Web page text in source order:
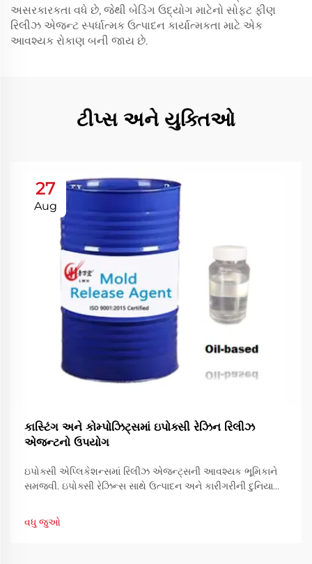
અસરકારકતા વધે છે, જેથી બેડિંગ ઉદ્યોગ માટેનો સોફ્ટ ફીણ
રિલીઝ એજન્ટ સ્પર્ધાત્મક ઉત્પાદન કાર્યાત્મકતા માટે એક
આવશ્યક રોકાણ બની જાય છે.
ટીપ્સ અને યુક્તિઓ
27
Aug
કાસ્ટિંગ અને કોમ્પોઝિટ્સમાં ઇપોક્સી રેઝિન રિલીઝ
એજન્ટનો ઉપયોગ
ઇપોક્સી એપ્લિકેશન્સમાં રિલીઝ એજન્ટ્સની આવશ્યક ભૂમિકાને
સમજવી. ઇપોક્સી રેઝિન્સ સાથે ઉત્પાદન અને કારીગરીની દુનિયામાં,
છે. આ વિશેષ સંયોજનો ખાતરી કરવામાં મહત્વપૂર્ણ ભૂમિકા ભજવે છે...
વધુ જુઓ